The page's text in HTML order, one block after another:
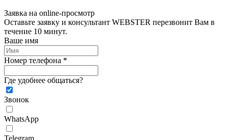
Заявка на online-просмотр
Оставьте заявку и консультант WEBSTER перезвонит Вам в
течение 10 минут.
Ваше имя
Номер телефона *
Где удобнее общаться?
Звонок
WhatsApp
Telegram